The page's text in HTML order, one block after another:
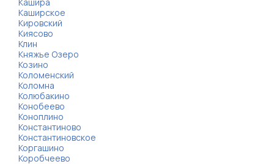
Каширское
Кировский
Киясово
Клин
Княжье Озеро
Козино
Коломенский
Коломна
Колюбакино
Конобеево
Коноплино
Константиново
Константиновское
Коргашино
Коробчеево